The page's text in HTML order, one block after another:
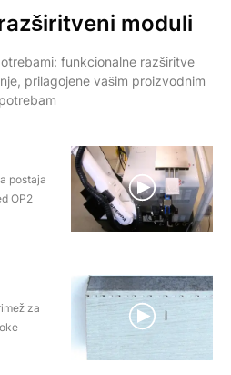
moduli
funkcionalne razširitve
prilagojene vašim proizvodnim
potrebam
postaja
OP2
za